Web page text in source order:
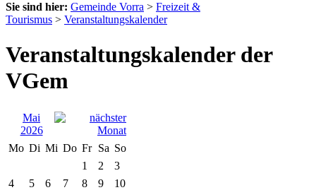
Sie sind hier: Gemeinde Vorra > Freizeit &
Tourismus > Veranstaltungskalender
Veranstaltungskalender der
VGem
Mai
2026
Mo Di Mi Do Fr Sa So
1
2
3
4
5 6 7 8 9
10